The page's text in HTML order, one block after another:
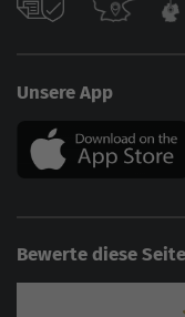
Unsere App
Bewerte diese Seite